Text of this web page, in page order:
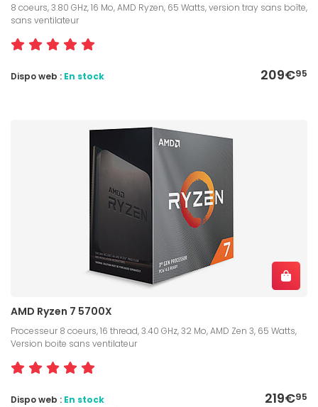
8 coeurs, 3.80 GHz, 16 Mo, AMD Ryzen, 65 Watts, version tray sans boîte,
sans ventilateur
209€95
Dispo web : En stock
AMD Ryzen 7 5700X
Processeur 8 coeurs, 16 thread, 3.40 GHz, 32 Mo, AMD Zen 3, 65 Watts,
Version boite sans ventilateur
219€95
Dispo web : En stock